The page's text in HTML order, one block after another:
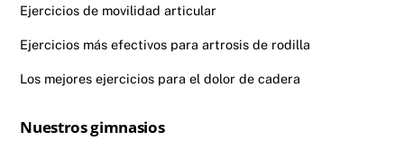
Ejercicios de movilidad articular
Ejercicios más efectivos para artrosis de rodilla
Los mejores ejercicios para el dolor de cadera
Nuestros gimnasios